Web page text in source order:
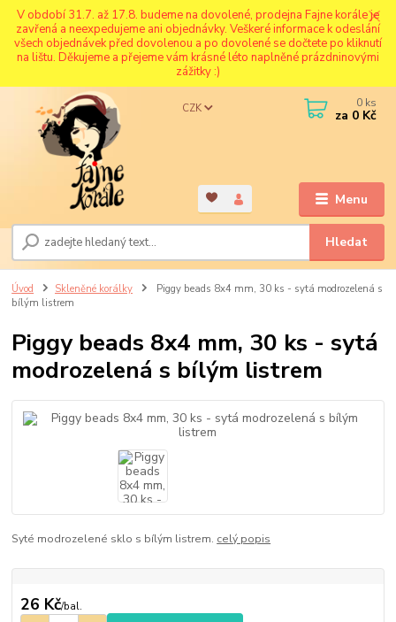
V období 31.7. až 17.8. budeme na dovolené, prodejna Fajne korále je
zavřená a neexpedujeme ani objednávky. Veškeré informace k odeslání
všech objednávek před dovolenou a po dovolené se dočtete po kliknutí
na lištu. Děkujeme a přejeme vám krásné léto naplněné prázdninovými
zážitky :)
Menu
CZK
Hledat
0 ks
za 0 Kč
Úvod Skleněné korálky
Piggy beads 8x4 mm, 30 ks - sytá modrozelená s
bílým listrem
Piggy beads 8x4 mm, 30 ks - sytá
modrozelená s bílým listrem
Syté modrozelené sklo s bílým listrem. celý popis
26 Kč/bal.